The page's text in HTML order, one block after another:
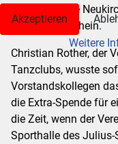
Gesamtschule
Dance Niederrhein.
Christian Rother, der
Tanzclubs, wusste
Vorstandskollegen
die Extra-Spende für
die Zeit, wenn der
Sporthalle des
Akzeptieren
Weitere